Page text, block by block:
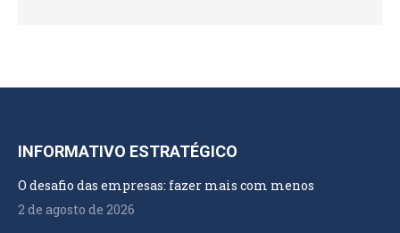
INFORMATIVO ESTRATÉGICO
O desafio das empresas: fazer mais com menos
2 de agosto de 2026